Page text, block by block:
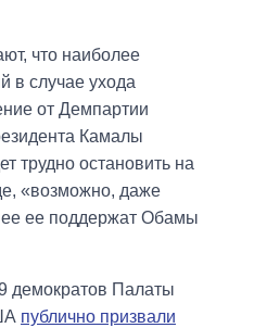
что наиболее
в случае ухода
от Демпартии
Камалы
трудно остановить на
«возможно, даже
ее поддержат Обамы
демократов Палаты
публично призвали